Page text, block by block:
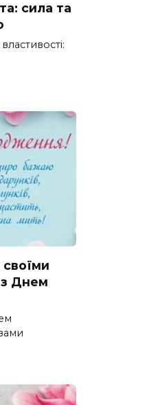
сила та
своїми
Днем